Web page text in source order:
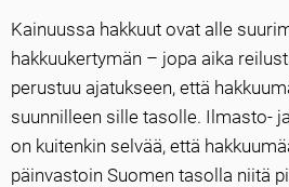
Kainuussa hakkuut ovat alle
hakkuukertymän – jopa aika
perustuu ajatukseen, että
suunnilleen sille tasolle. Ilmasto-
on kuitenkin selvää, että
päinvastoin Suomen tasolla niitä